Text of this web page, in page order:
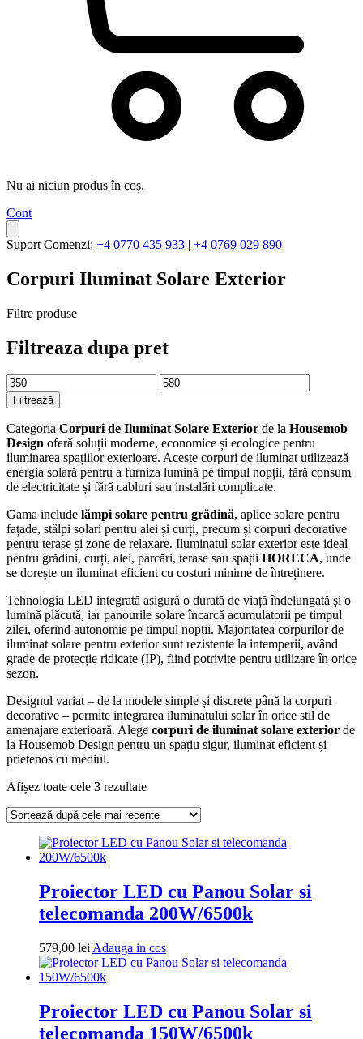
Nu ai niciun produs în coș.
Cont
Suport Comenzi: +4 0770 435 933 | +4 0769 029 890
Corpuri Iluminat Solare Exterior
Filtre produse
Filtreaza dupa pret
Preț
minim
Preț
maxim
Filtrează
Categoria Corpuri de Iluminat Solare Exterior de la Housemob
Design oferă soluții moderne, economice și ecologice pentru
iluminarea spațiilor exterioare. Aceste corpuri de iluminat utilizează
energia solară pentru a furniza lumină pe timpul nopții, fără consum
de electricitate și fără cabluri sau instalări complicate.
Gama include lămpi solare pentru grădină, aplice solare pentru
fațade, stâlpi solari pentru alei și curți, precum și corpuri decorative
pentru terase și zone de relaxare. Iluminatul solar exterior este ideal
pentru grădini, curți, alei, parcări, terase sau spații HORECA, unde
se dorește un iluminat eficient cu costuri minime de întreținere.
Tehnologia LED integrată asigură o durată de viață îndelungată și o
lumină plăcută, iar panourile solare încarcă acumulatorii pe timpul
zilei, oferind autonomie pe timpul nopții. Majoritatea corpurilor de
iluminat solare pentru exterior sunt rezistente la intemperii, având
grade de protecție ridicate (IP), fiind potrivite pentru utilizare în orice
sezon.
Designul variat – de la modele simple și discrete până la corpuri
decorative – permite integrarea iluminatului solar în orice stil de
amenajare exterioară. Alege corpuri de iluminat solare exterior de
la Housemob Design pentru un spațiu sigur, iluminat eficient și
prietenos cu mediul.
Afișez toate cele 3 rezultateSortat
cele
recente
Proiector LED cu Panou Solar si
telecomanda 200W/6500k
579,00 lei Adauga in cosAdauga
in
Proiector LED cu Panou Solar si
telecomanda 150W/6500k